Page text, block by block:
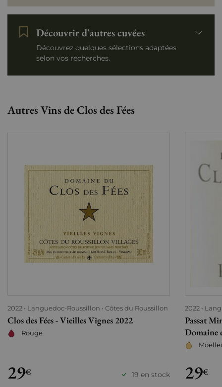
Découvrir d'autres cuvées
Découvrez quelques sélections adaptées
selon vos recherches.
Autres Vins de Clos des Fées
2022 Languedoc-Roussillon Côtes du Roussillon
Clos des Fées - Vieilles Vignes 2022
Rouge
29€ 19 en stock
2022
Passat
Domaine
29€